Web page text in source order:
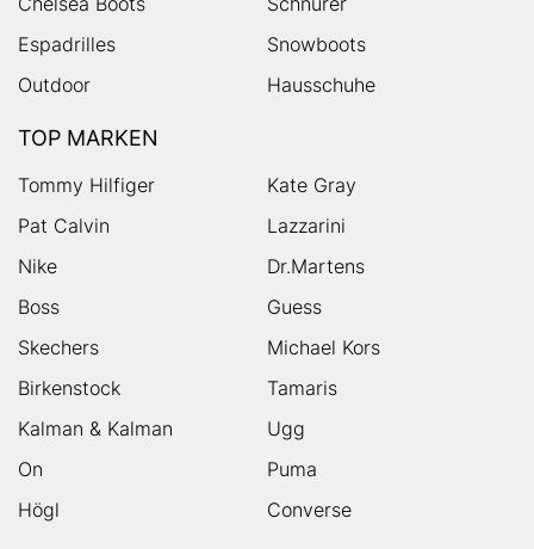
Espadrilles
Snowboots
Outdoor
Hausschuhe
TOP MARKEN
Tommy Hilfiger
Kate Gray
Pat Calvin
Lazzarini
Nike
Dr.Martens
Boss
Guess
Skechers
Michael Kors
Birkenstock
Tamaris
Kalman & Kalman
Ugg
On
Puma
Högl
Converse